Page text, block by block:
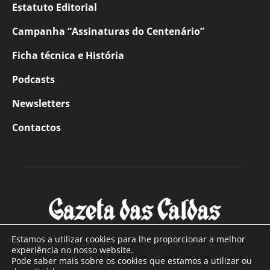
Estatuto Editorial
Campanha “Assinaturas do Centenário”
Ficha técnica e História
Podcasts
Newsletters
Contactos
SOBRE NÓS
Estamos a utilizar cookies para lhe proporcionar a melhor
experiência no nosso website.
Pode saber mais sobre os cookies que estamos a utilizar ou